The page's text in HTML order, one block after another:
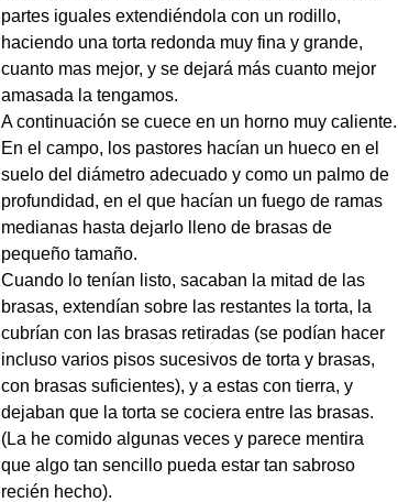
partes iguales extendiéndola con un rodillo,
haciendo una torta redonda muy fina y grande,
cuanto mas mejor, y se dejará más cuanto mejor
amasada la tengamos.
A continuación se cuece en un horno muy caliente.
En el campo, los pastores hacían un hueco en el
suelo del diámetro adecuado y como un palmo de
profundidad, en el que hacían un fuego de ramas
medianas hasta dejarlo lleno de brasas de
pequeño tamaño.
Cuando lo tenían listo, sacaban la mitad de las
brasas, extendían sobre las restantes la torta, la
cubrían con las brasas retiradas (se podían hacer
incluso varios pisos sucesivos de torta y brasas,
con brasas suficientes), y a estas con tierra, y
dejaban que la torta se cociera entre las brasas.
(La he comido algunas veces y parece mentira
que algo tan sencillo pueda estar tan sabroso
recién hecho).